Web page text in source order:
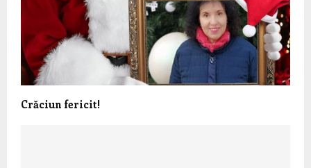
Crăciun fericit!